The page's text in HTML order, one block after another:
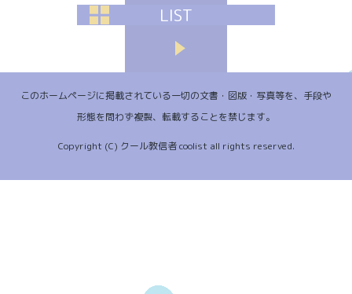
LIST
このホームページに掲載されている一切の文書・図版・写真等を、手段や
形態を問わず複製、転載することを禁じます。
Copyright (C) クール教信者 coolist all rights reserved.